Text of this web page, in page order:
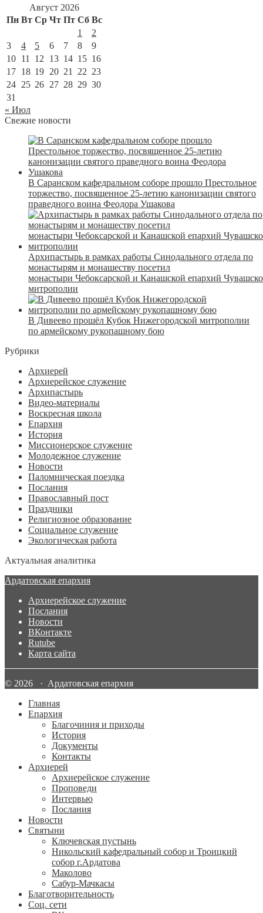
Август 2026
Пн Вт Ср Чт Пт Сб Вс
1
2
3
4 5 6 7 8
9
10 11 12 13 14 15 16
17 18 19 20 21 22 23
24 25 26 27 28 29 30
31
« Июл
Свежие новости
В Саранском кафедральном соборе прошло Престольное
торжество, посвященное 25-летию канонизации святого
праведного воина Феодора Ушакова
Архипастырь в рамках работы Синодального отдела по
монастырям и монашеству посетил
монастыри Чебоксарской и Канашской епархий
митрополии
В Дивеево прошёл Кубок Нижегородской митрополии
по армейскому рукопашному бою
Рубрики
Архиерей
Архиерейское служение
Архипастырь
Видео-материалы
Воскресная школа
Епархия
История
Миссионерское служение
Молодежное служение
Новости
Паломническая поездка
Послания
Православный пост
Праздники
Религиозное образование
Социальное служение
Экологическая работа
Актуальная аналитика
Ардатовская епархия
Архиерейское служение
Послания
Новости
ВКонтакте
Rutube
Карта сайта
© 2026 · Ардатовская епархия
Главная
Епархия
Благочиния и приходы
История
Документы
Контакты
Архиерей
Архиерейское служение
Проповеди
Интервью
Послания
Новости
Святыни
Ключевская пустынь
Никольский кафедральный собор и Троицкий
собор г.Ардатова
Маколово
Сабур-Мачкасы
Благотворительность
Соц. сети